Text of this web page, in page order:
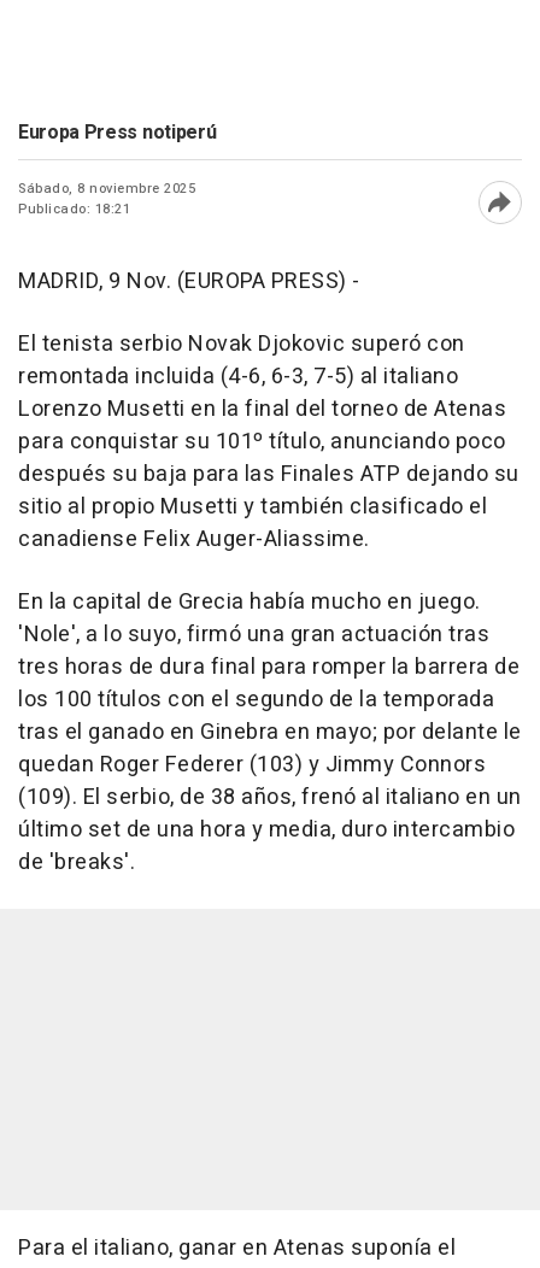
Europa Press notiperú
Sábado, 8 noviembre 2025
Publicado: 18:21
MADRID, 9 Nov. (EUROPA PRESS) -
El tenista serbio Novak Djokovic superó con
remontada incluida (4-6, 6-3, 7-5) al italiano
Lorenzo Musetti en la final del torneo de Atenas
para conquistar su 101º título, anunciando poco
después su baja para las Finales ATP dejando su
sitio al propio Musetti y también clasificado el
canadiense Felix Auger-Aliassime.
En la capital de Grecia había mucho en juego.
'Nole', a lo suyo, firmó una gran actuación tras
tres horas de dura final para romper la barrera de
los 100 títulos con el segundo de la temporada
tras el ganado en Ginebra en mayo; por delante le
quedan Roger Federer (103) y Jimmy Connors
(109). El serbio, de 38 años, frenó al italiano en un
último set de una hora y media, duro intercambio
de 'breaks'.
Para el italiano, ganar en Atenas suponía el